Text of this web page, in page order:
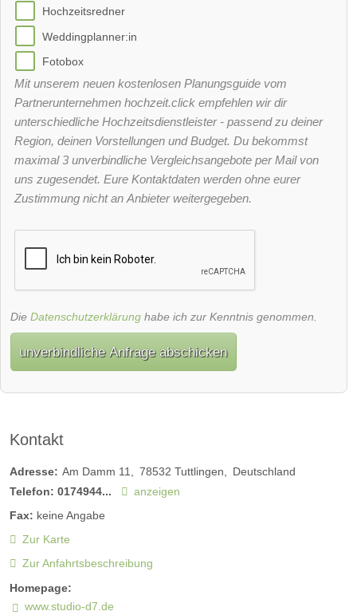
Hochzeitsredner
Weddingplanner:in
Fotobox
Mit unserem neuen kostenlosen Planungsguide vom
Partnerunternehmen hochzeit.click empfehlen wir dir
unterschiedliche Hochzeitsdienstleister - passend zu deiner
Region, deinen Vorstellungen und Budget. Du bekommst
maximal 3 unverbindliche Vergleichsangebote per Mail von
uns zugesendet. Eure Kontaktdaten werden ohne eurer
Zustimmung nicht an Anbieter weitergegeben.
Die Datenschutzerklärung habe ich zur Kenntnis genommen.
unverbindliche Anfrage abschicken
Kontakt
Adresse: Am Damm 11 78532 Tuttlingen
Deutschland
Telefon: 0174944...
anzeigen
Fax: keine Angabe
Zur Karte
Zur Anfahrtsbeschreibung
Homepage:
www.studio-d7.de